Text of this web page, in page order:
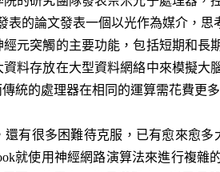
表的論文發表一個以光作為媒介，
元突觸的主要功能，包括短期和
料存放在大型資料網絡中來模擬
統的處理器在相同的運算需花費更
有很多困難待克服，已有愈來愈
就使用神經網路演算法來進行複